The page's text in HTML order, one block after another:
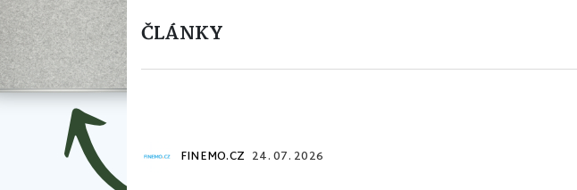
ČLÁNKY
FINEMO.CZ 24. 07. 2026